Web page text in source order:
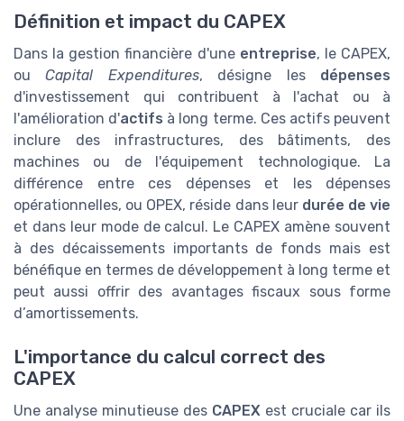
Définition et impact du CAPEX
Dans la gestion financière d'une entreprise, le CAPEX,
ouCapital Expenditures, désigne les dépenses
d'investissement qui contribuent à l'achat ou à
l'amélioration d'actifs à long terme. Ces actifs peuvent
inclure des infrastructures, des bâtiments, des
machines ou de l'équipement technologique. La
différence entre ces dépenses et les dépenses
opérationnelles, ou OPEX, réside dans leur durée de vie
et dans leur mode de calcul. Le CAPEX amène souvent
à des décaissements importants de fonds mais est
bénéfique en termes de développement à long terme et
peut aussi offrir des avantages fiscaux sous forme
d’amortissements.
L'importance du calcul correct des
CAPEX
Une analyse minutieuse des CAPEX est cruciale car ils